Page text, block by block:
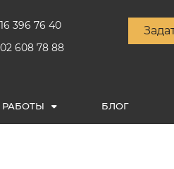
396 76 40
608 78 88
РАБОТЫ БЛОГ